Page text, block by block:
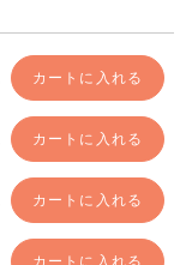
カートに入れる
カートに入れる
カートに入れる
カートに入れる